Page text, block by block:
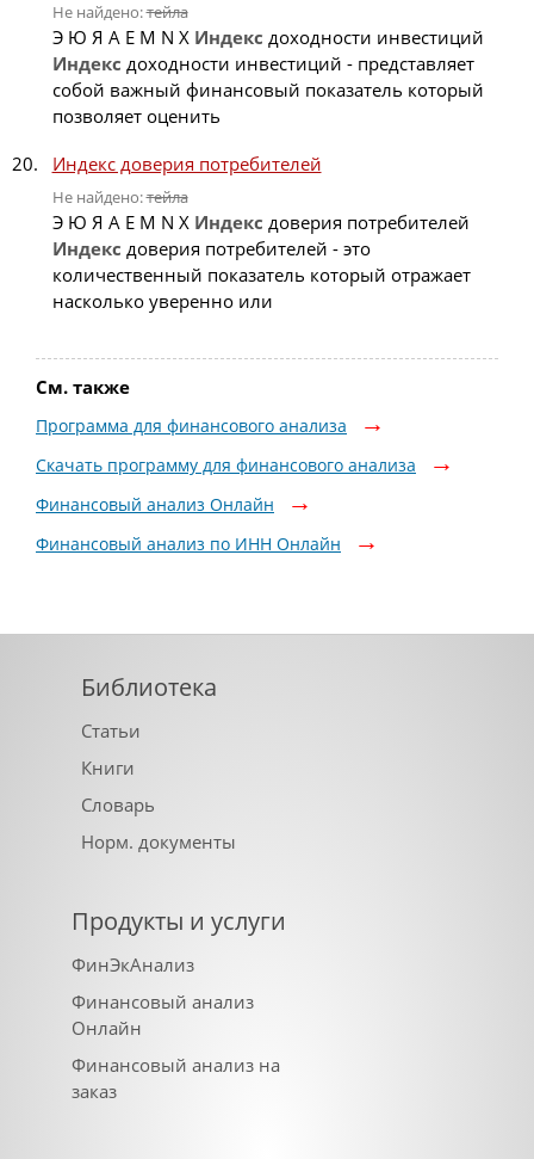
Не найдено:тейла
Э Ю Я A E M N X Индекс доходности инвестиций
Индекс доходности инвестиций - представляет
собой важный финансовый показатель который
позволяет оценить
Индекс доверия потребителей
Не найдено:тейла
Э Ю Я A E M N X Индекс доверия потребителей
Индекс доверия потребителей - это
количественный показатель который отражает
насколько уверенно или
См. также
Программа для финансового анализа
Скачать программу для финансового анализа
Финансовый анализ Онлайн
Финансовый анализ по ИНН Онлайн
Библиотека
Статьи
Книги
Словарь
Норм. документы
Продукты и услуги
ФинЭкАнализ
Финансовый анализ
Онлайн
Финансовый анализ на
заказ